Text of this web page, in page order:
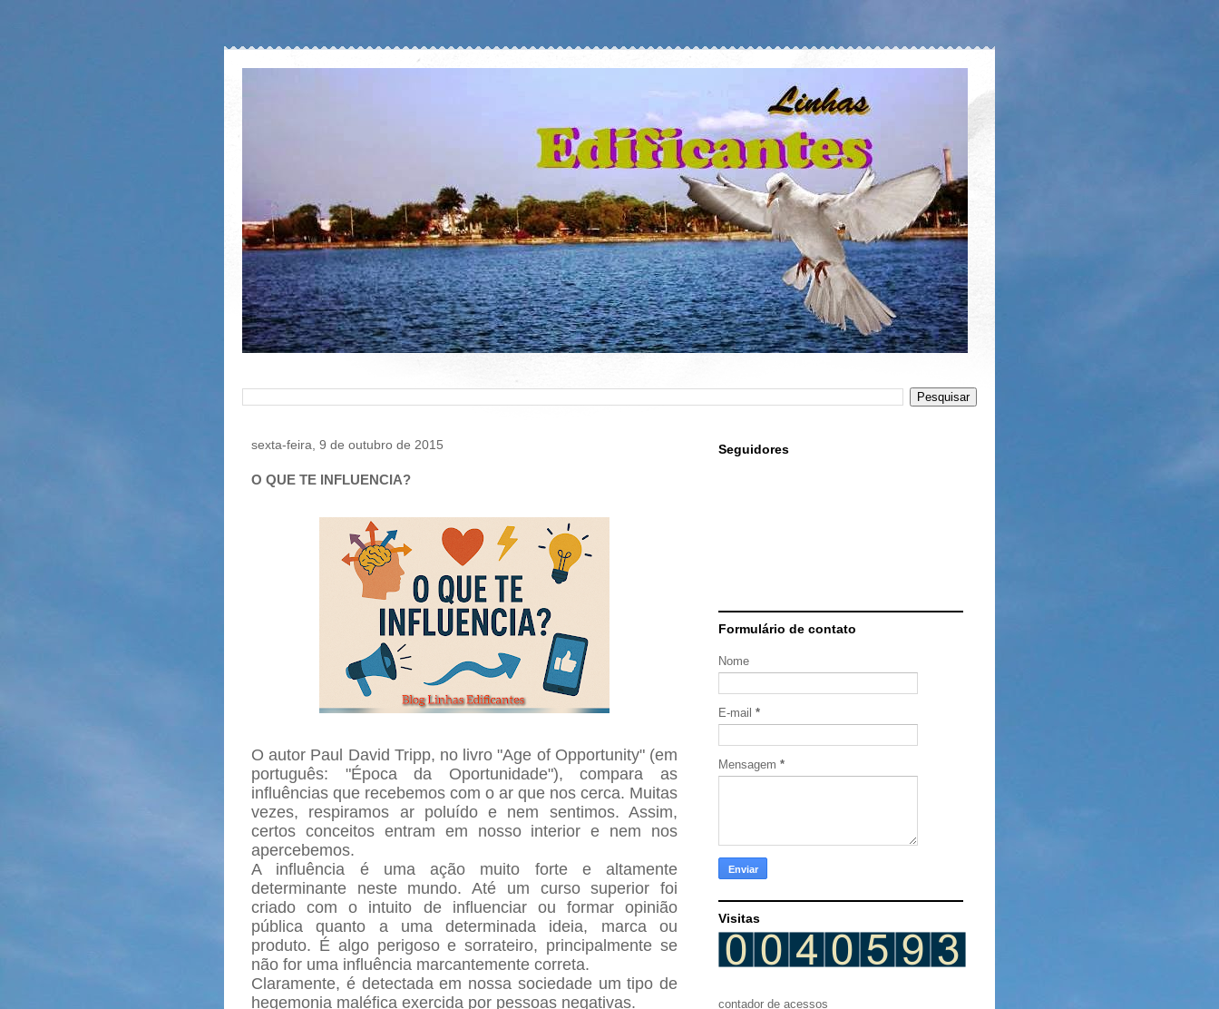
sexta-feira, 9 de outubro de 2015
O QUE TE INFLUENCIA?
O autor Paul David Tripp, no livro "Age of Opportunity" (em
português: "Época da Oportunidade"), compara as
influências que recebemos com o ar que nos cerca. Muitas
vezes, respiramos ar poluído e nem sentimos. Assim,
certos conceitos entram em nosso interior e nem nos
apercebemos.
A influência é uma ação muito forte e altamente
determinante neste mundo. Até um curso superior foi
criado com o intuito de influenciar ou formar opinião
pública quanto a uma determinada ideia, marca ou
produto. É algo perigoso e sorrateiro, principalmente se
não for uma influência marcantemente correta.
Claramente, é detectada em nossa sociedade um tipo de
hegemonia maléfica exercida por pessoas negativas.
Seguidores
Formulário de contato
Nome
E-mail *
Mensagem *
Visitas
contador de acessos